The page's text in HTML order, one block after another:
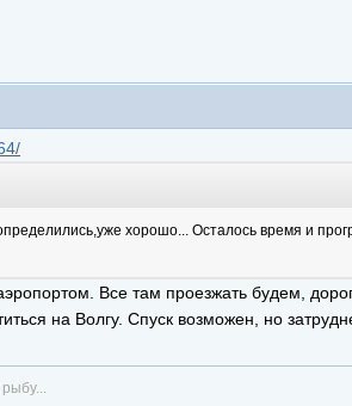
хорошо... Осталось время и
Все там проезжать будем,
на Волгу. Спуск возможен, но